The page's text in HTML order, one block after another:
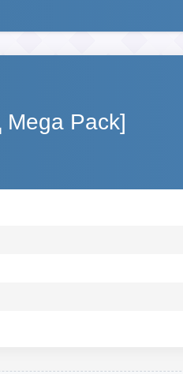
Pack]